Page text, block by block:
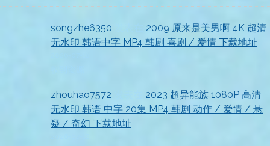
songzhe6350
2009 原来是美男啊 4K 超清
无水印 韩语中字 MP4 韩剧 喜剧 / 爱情 下载地址
zhouhao7572
2023 超异能族 1080P 高清
无水印 韩语 中字 20集 MP4 韩剧 动作 / 爱情 / 悬
疑 / 奇幻 下载地址